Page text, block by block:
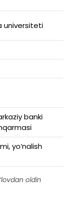
universiteti
banki
yo‘nalish
oldin